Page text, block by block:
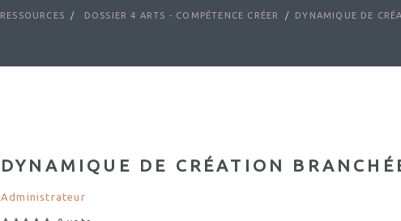
RESSOURCES DOSSIER 4 ARTS - COMPÉTENCE CRÉER DYNAMIQUE DE
DYNAMIQUE DE CRÉATION
Administrateur